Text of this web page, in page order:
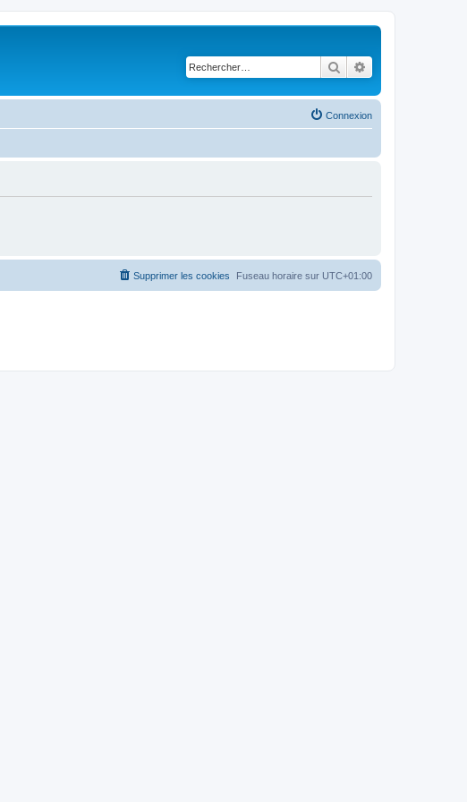
Rechercher
Connexion
Fuseau horaire sur UTC+01:00
Supprimer les cookies